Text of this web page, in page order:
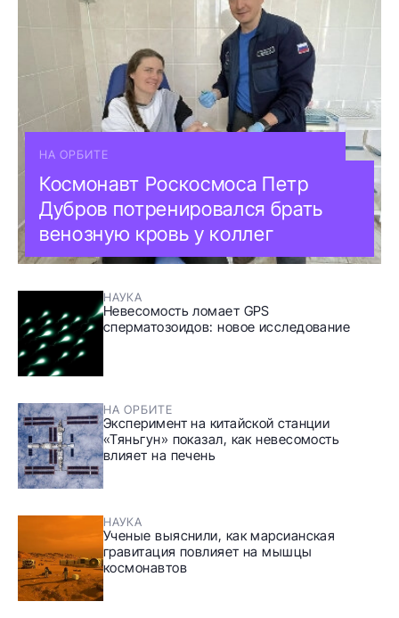
НА ОРБИТЕ
Космонавт Роскосмоса Петр
Дубров потренировался брать
венозную кровь у коллег
НАУКА
Невесомость ломает GPS
сперматозоидов: новое исследование
НА ОРБИТЕ
Эксперимент на китайской станции
«Тяньгун» показал, как невесомость
влияет на печень
НАУКА
Ученые выяснили, как марсианская
гравитация повлияет на мышцы
космонавтов